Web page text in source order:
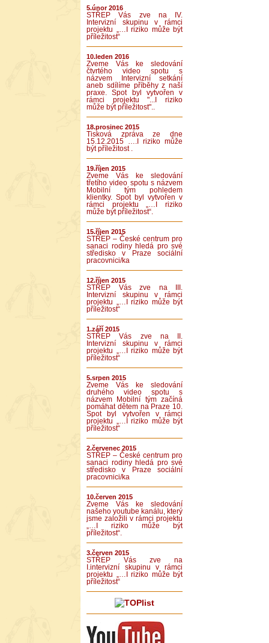
5.únor 2016
STŘEP Vás zve na IV.
Intervizní skupinu v rámci
projektu „…I riziko může být
příležitost“
10.leden 2016
Zveme Vás ke sledování
čtvrtého video spotu s
názvem Intervizní setkání
aneb sdílíme příběhy z naší
praxe. Spot byl vytvořen v
rámci projektu "...I riziko
může být příležitost"..
18.prosinec 2015
Tisková zpráva ze dne
15.12.2015 ….I riziko může
být příležitost .
19.říjen 2015
Zveme Vás ke sledování
třetího video spotu s názvem
Mobilní tým pohledem
klientky. Spot byl vytvořen v
rámci projektu „…I riziko
může být příležitost“.
15.říjen 2015
STŘEP – České centrum pro
sanaci rodiny hledá pro své
středisko v Praze sociální
pracovnici/ka
12.říjen 2015
STŘEP Vás zve na III.
Intervizní skupinu v rámci
projektu „…I riziko může být
příležitost“
1.září 2015
STŘEP Vás zve na II.
Intervizní skupinu v rámci
projektu „…I riziko může být
příležitost“
5.srpen 2015
Zveme Vás ke sledování
druhého video spotu s
názvem Mobilní tým začíná
pomáhat dětem na Praze 10.
Spot byl vytvořen v rámci
projektu „…I riziko může být
příležitost“
2.červenec 2015
STŘEP – České centrum pro
sanaci rodiny hledá pro své
středisko v Praze sociální
pracovnici/ka
10.červen 2015
Zveme Vás ke sledování
našeho youtube kanálu, který
jsme založili v rámci projektu
„…I riziko může být
příležitost“.
3.červen 2015
STŘEP Vás zve na
I.intervizní skupinu v rámci
projektu „…I riziko může být
příležitost“